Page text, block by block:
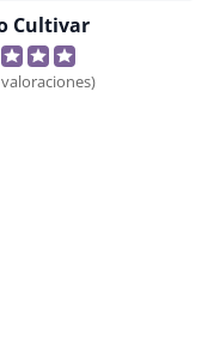
Cultivar